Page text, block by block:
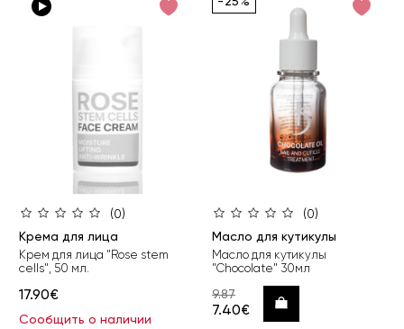
(0)
Крема для лица
Крем для лица "Rose stem
cells", 50 мл.
17.90€
Сообщить о наличии
(0)
Масло для кутикулы
Масло для кутикулы
"Chocolate" 30мл
9.87
7.40€ Купить